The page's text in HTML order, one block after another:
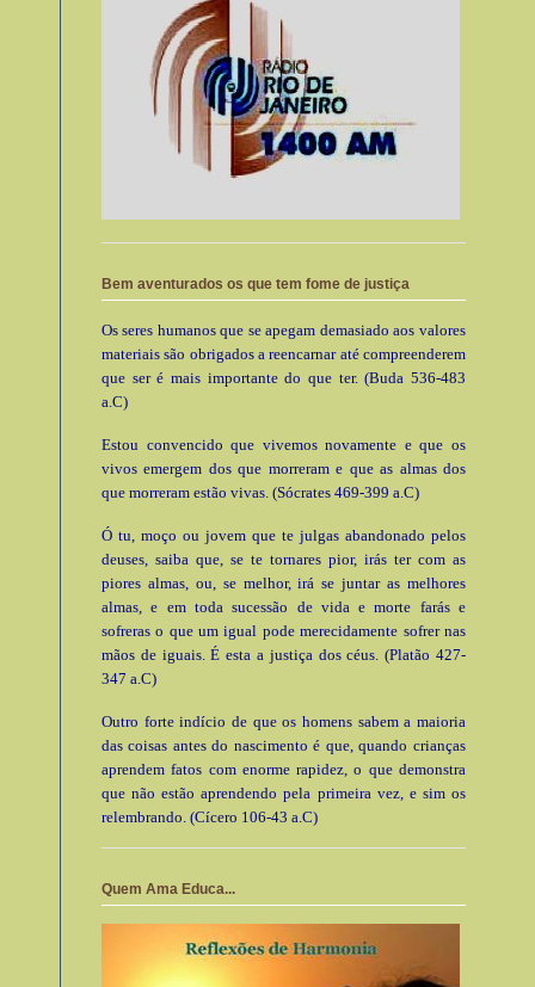
Bem aventurados os que tem fome de justiça
Os seres humanos que se apegam demasiado aos valores
materiais são obrigados a reencarnar até compreenderem
que ser é mais importante do que ter. (Buda 536-483
a.C)
Estou convencido que vivemos novamente e que os
vivos emergem dos que morreram e que as almas dos
que morreram estão vivas. (Sócrates 469-399 a.C)
Ó tu, moço ou jovem que te julgas abandonado pelos
deuses, saiba que, se te tornares pior, irás ter com as
piores almas, ou, se melhor, irá se juntar as melhores
almas, e em toda sucessão de vida e morte farás e
sofreras o que um igual pode merecidamente sofrer nas
mãos de iguais. É esta a justiça dos céus. (Platão 427-
347 a.C)
Outro forte indício de que os homens sabem a maioria
das coisas antes do nascimento é que, quando crianças
aprendem fatos com enorme rapidez, o que demonstra
que não estão aprendendo pela primeira vez, e sim os
relembrando. (Cícero 106-43 a.C)
Quem Ama Educa...